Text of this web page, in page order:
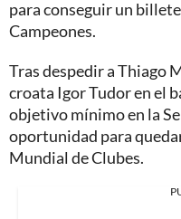
para conseguir un
Campeones.
Tras despedir a Thiago
croata Igor Tudor en el
objetivo mínimo en la
oportunidad para
Mundial de Clubes.